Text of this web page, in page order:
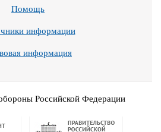
Помощь
информации
информация
Российской Федерации